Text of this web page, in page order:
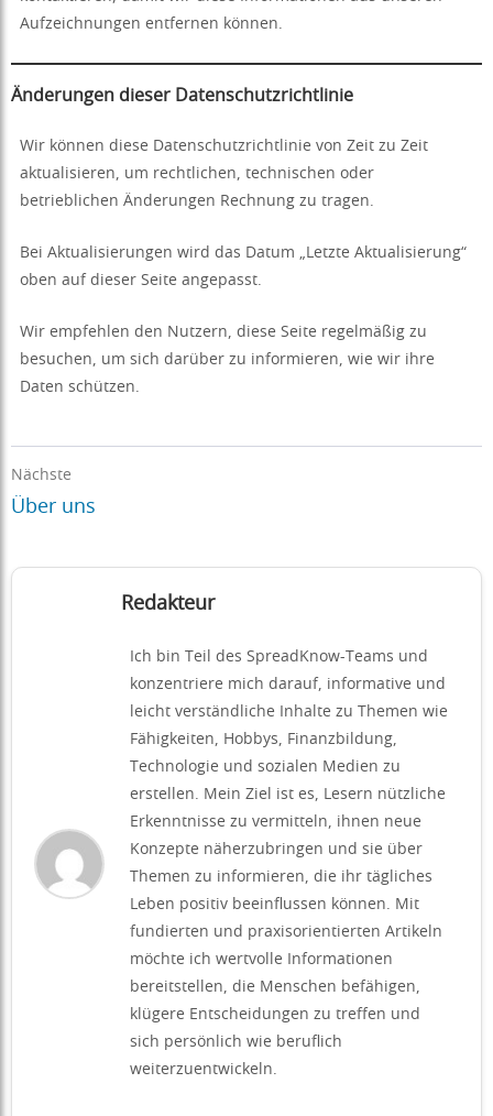
Aufzeichnungen entfernen können.
Änderungen dieser Datenschutzrichtlinie
Wir können diese Datenschutzrichtlinie von Zeit zu Zeit
aktualisieren, um rechtlichen, technischen oder
betrieblichen Änderungen Rechnung zu tragen.
Bei Aktualisierungen wird das Datum „Letzte Aktualisierung“
oben auf dieser Seite angepasst.
Wir empfehlen den Nutzern, diese Seite regelmäßig zu
besuchen, um sich darüber zu informieren, wie wir ihre
Daten schützen.
Nächste
Über uns
Redakteur
Ich bin Teil des SpreadKnow-Teams und
konzentriere mich darauf, informative und
leicht verständliche Inhalte zu Themen wie
Fähigkeiten, Hobbys, Finanzbildung,
Technologie und sozialen Medien zu
erstellen. Mein Ziel ist es, Lesern nützliche
Erkenntnisse zu vermitteln, ihnen neue
Konzepte näherzubringen und sie über
Themen zu informieren, die ihr tägliches
Leben positiv beeinflussen können. Mit
fundierten und praxisorientierten Artikeln
möchte ich wertvolle Informationen
bereitstellen, die Menschen befähigen,
klügere Entscheidungen zu treffen und
sich persönlich wie beruflich
weiterzuentwickeln.